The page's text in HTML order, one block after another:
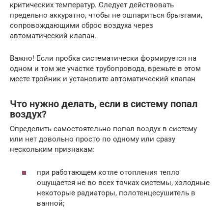
критических температур. Следует действовать
предельно аккуратно, чтобы не ошпариться брызгами,
сопровождающими сброс воздуха через
автоматический клапан.
Важно! Если пробка систематически формируется на
одном и том же участке трубопровода, врежьте в этом
месте тройник и установите автоматический клапан
Что нужно делать, если в систему попал
воздух?
Определить самостоятельно попал воздух в систему
или нет довольно просто по одному или сразу
нескольким признакам:
при работающем котле отопления тепло
ощущается не во всех точках системы, холодные
некоторые радиаторы, полотенцесушитель в
ванной;